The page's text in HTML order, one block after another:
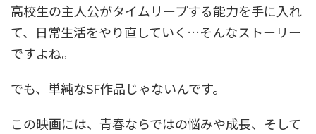
高校生の主人公がタイムリープする能力を手に入れ
て、日常生活をやり直していく…そんなストーリー
ですよね。
でも、単純なSF作品じゃないんです。
この映画には、青春ならではの悩みや成長、そして